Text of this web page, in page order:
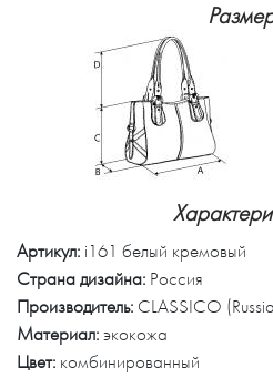
Артикул: i161 белый кремовый
Страна дизайна: Россия
Производитель: CLASSICO
Материал: экокожа
Цвет: комбинированный